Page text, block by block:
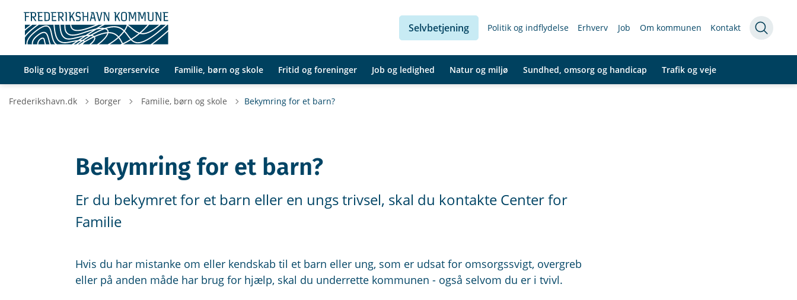
Selvbetjening Politik og indflydelse Erhverv Job Om kommunen Kontakt
Bolig og byggeri Borgerservice Familie, børn og skole Fritid og foreninger Job og ledighed Natur og miljø Sundhed, omsorg og handicap Trafik og veje
Frederikshavn.dk Borger Tilbage til
Familie, børn og skole Bekymring for et barn?
Bekymring for et barn?
Er du bekymret for et barn eller en ungs trivsel, skal du kontakte Center for
Familie
Hvis du har mistanke om eller kendskab til et barn eller ung, som er udsat for omsorgssvigt, overgreb
eller på anden måde har brug for hjælp, skal du underrette kommunen - også selvom du er i tvivl.